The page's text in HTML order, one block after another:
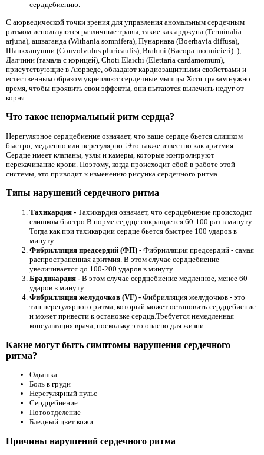
сердцебиению.
С аюрведической точки зрения для управления аномальным сердечным
ритмом используются различные травы, такие как арджуна (Terminalia
arjuna), ашваганда (Withania somnifera), Пунарнава (Boerhavia diffusa),
Шанкхапушпи (Convolvulus pluricaulis), Brahmi (Bacopa monnicieri). ),
Далчини (тамала с корицей), Choti Elaichi (Elettaria cardamomum),
присутствующие в Аюрведе, обладают кардиозащитными свойствами и
естественным образом укрепляют сердечные мышцы.Хотя травам нужно
время, чтобы проявить свои эффекты, они пытаются вылечить недуг от
корня.
Что такое ненормальный ритм сердца?
Нерегулярное сердцебиение означает, что ваше сердце бьется слишком
быстро, медленно или нерегулярно. Это также известно как аритмия.
Сердце имеет клапаны, узлы и камеры, которые контролируют
перекачивание крови. Поэтому, когда происходит сбой в работе этой
системы, это приводит к изменению рисунка сердечного ритма.
Типы нарушений сердечного ритма
Тахикардия - Тахикардия означает, что сердцебиение происходит
слишком быстро.В норме сердце сокращается 60-100 раз в минуту.
Тогда как при тахикардии сердце бьется быстрее 100 ударов в
минуту.
Фибрилляция предсердий (ФП) - Фибрилляция предсердий - самая
распространенная аритмия. В этом случае сердцебиение
увеличивается до 100-200 ударов в минуту.
Брадикардия - В этом случае сердцебиение медленное, менее 60
ударов в минуту.
Фибрилляция желудочков (VF) - Фибрилляция желудочков - это
тип нерегулярного ритма, который может остановить сердцебиение
и может привести к остановке сердца.Требуется немедленная
консультация врача, поскольку это опасно для жизни.
Какие могут быть симптомы нарушения сердечного
ритма?
Одышка
Боль в груди
Нерегулярный пульс
Сердцебиение
Потоотделение
Бледный цвет кожи
Причины нарушений сердечного ритма